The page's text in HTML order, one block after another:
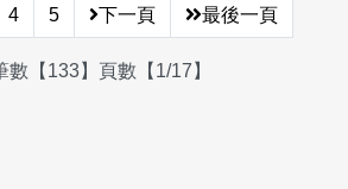
4 5 下一頁 最後一頁
數【133】頁數【1/17】